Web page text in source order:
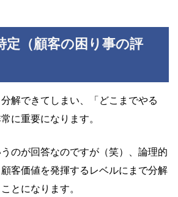
定（顧客の困り事の評
解できてしまい、「どこまでやる
に重要になります。
うのが回答なのですが（笑）、論理的
客価値を発揮するレベルにまで分解
とになります。